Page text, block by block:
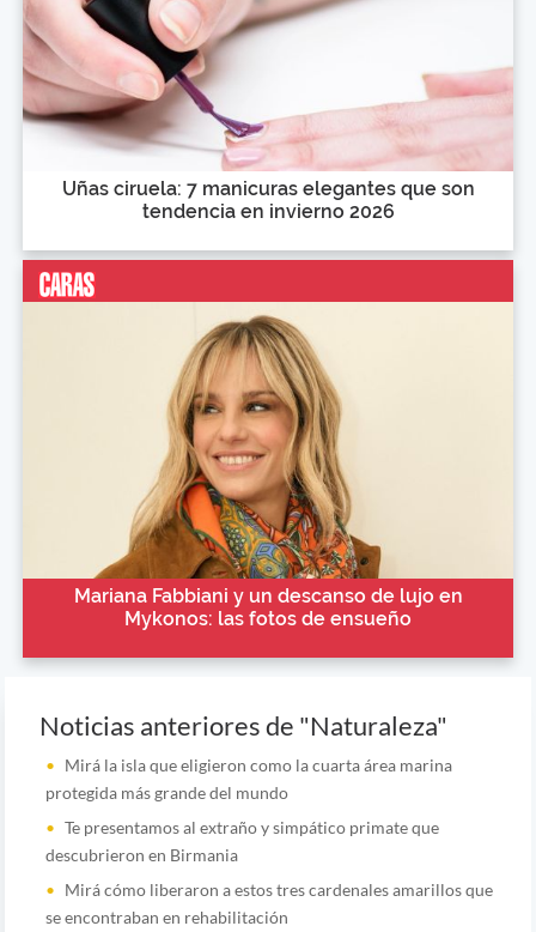
Uñas ciruela: 7 manicuras elegantes que son
tendencia en invierno 2026
Mariana Fabbiani y un descanso de lujo en
Mykonos: las fotos de ensueño
Noticias anteriores de "Naturaleza"
Mirá la isla que eligieron como la cuarta área marina
protegida más grande del mundo
Te presentamos al extraño y simpático primate que
descubrieron en Birmania
Mirá cómo liberaron a estos tres cardenales amarillos que
se encontraban en rehabilitación